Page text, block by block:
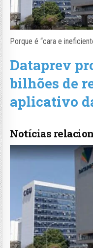
Porque é “cara e
Dataprev
bilhões de
aplicativo
Notícias